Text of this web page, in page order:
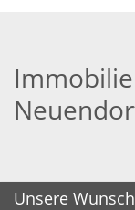
Unsere